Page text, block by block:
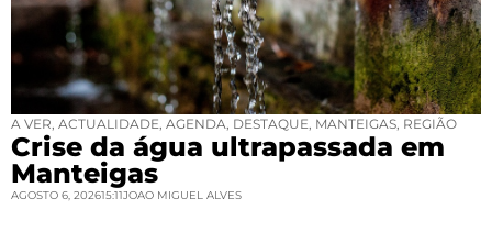
A VER ACTUALIDADE AGENDA DESTAQUE MANTEIGAS REGIÃO
Crise da água ultrapassada em
Manteigas
AGOSTO 6, 202615:11JOAO MIGUEL ALVES